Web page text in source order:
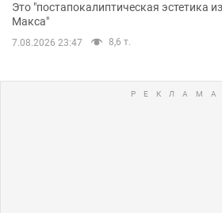
Это "постапокалиптическая эстетика
Макса"
7.08.2026 23:47 8,6 т.